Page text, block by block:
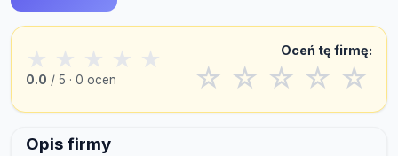
★ ★ ★ ★ ★
0.0 / 5 · 0 ocen
Oceń tę firmę:
☆ ☆ ☆ ☆ ☆
Opis firmy